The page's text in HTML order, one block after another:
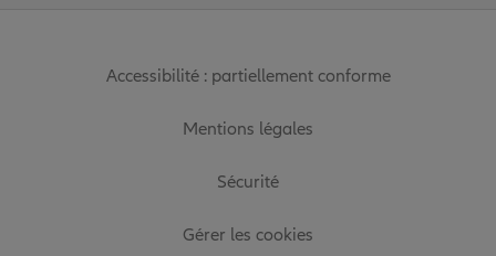
Accessibilité : partiellement conforme
Mentions légales
Sécurité
Gérer les cookies